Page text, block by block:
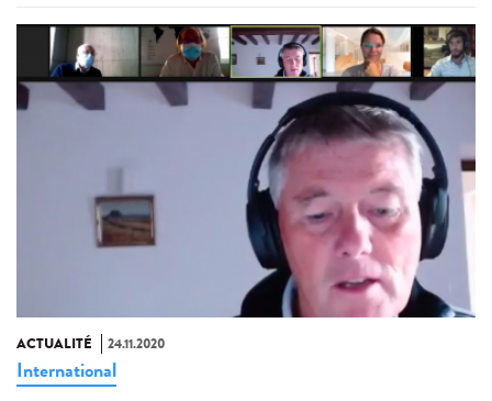
ACTUALITÉ 24.11.2020
International